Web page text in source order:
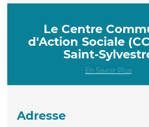
Le Centre
d'Action Sociale
Saint-
En Savoir Plus
Adresse